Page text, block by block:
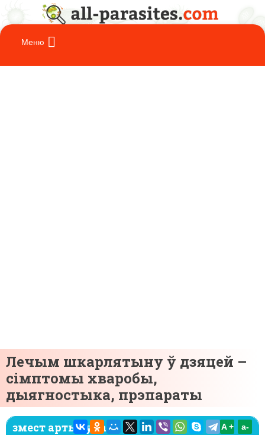
Лечым шкарлятыну ў дзяцей –
сімптомы хваробы,
дыягностыка, прэпараты
змест артыкула: A + а-